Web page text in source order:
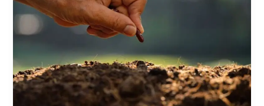
Såmaskin
Trinn
Trinn
Guide